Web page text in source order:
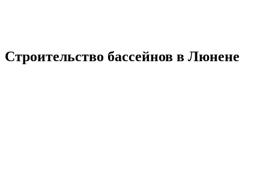
Строительство бассейнов в Люнене